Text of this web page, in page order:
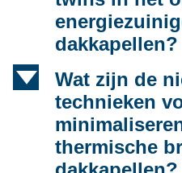
dakkapellen?
d
Wat zijn de
technieken
thermische